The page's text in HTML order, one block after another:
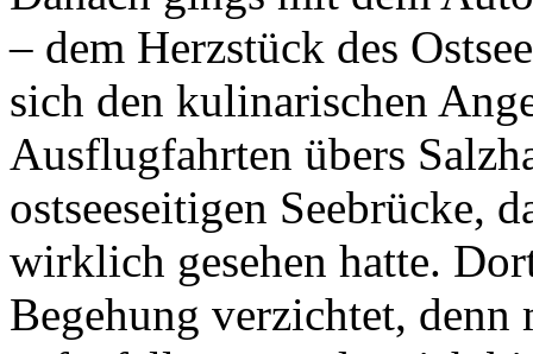
– dem Herzstück des
sich den kulinarischen
Ausflugfahrten übers
ostseeseitigen Seebrücke,
wirklich gesehen hatte.
Begehung verzichtet, denn